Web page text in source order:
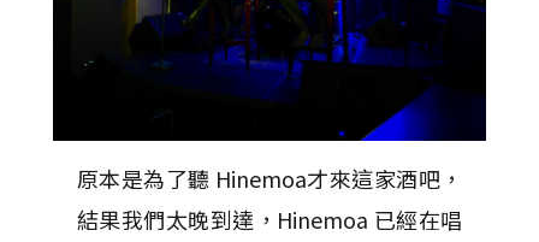
原本是為了聽 Hinemoa才來這家酒吧，
結果我們太晚到達，Hinemoa 已經在唱